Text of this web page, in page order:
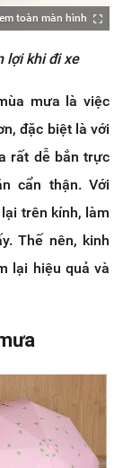
toàn màn hình
lợi khi đi xe
mưa là việc
đặc biệt là với
rất dễ bắn trực
cẩn thận. Với
trên kính, làm
Thế nên, kinh
lại hiệu quả và